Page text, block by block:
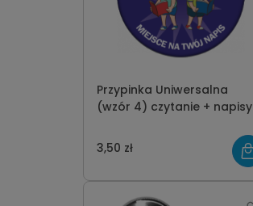
Przypinka Uniwersalna
(wzór 4) czytanie + napisy
3,50 zł